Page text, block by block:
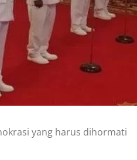
yang harus dihormati